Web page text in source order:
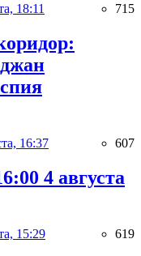
18:11 715
16:37 607
4 августа
15:29 619